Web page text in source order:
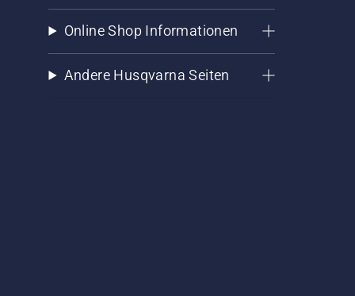
Online Shop Informationen
Andere Husqvarna Seiten